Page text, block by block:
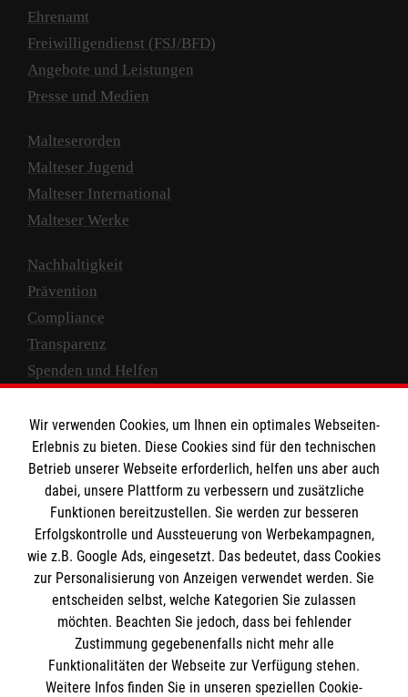
Ehrenamt
Freiwilligendienst (FSJ/BFD)
Angebote und Leistungen
Presse und Medien
Malteserorden
Malteser Jugend
Malteser International
Malteser Werke
Nachhaltigkeit
Prävention
Compliance
Transparenz
Spenden und Helfen
Empfänger: Malteser Hilfsdienst e.V.
IBAN: DE10 3706 0120 1201 2000 12
BIC: GENODED 1PA7
Wir verwenden Cookies, um Ihnen ein optimales Webseiten-
Erlebnis zu bieten. Diese Cookies sind für den technischen
Betrieb unserer Webseite erforderlich, helfen uns aber auch
dabei, unsere Plattform zu verbessern und zusätzliche
Funktionen bereitzustellen. Sie werden zur besseren
Erfolgskontrolle und Aussteuerung von Werbekampagnen,
wie z.B. Google Ads, eingesetzt. Das bedeutet, dass Cookies
zur Personalisierung von Anzeigen verwendet werden. Sie
entscheiden selbst, welche Kategorien Sie zulassen
möchten. Beachten Sie jedoch, dass bei fehlender
Zustimmung gegebenenfalls nicht mehr alle
Funktionalitäten der Webseite zur Verfügung stehen.
Weitere Infos finden Sie in unseren speziellen Cookie-